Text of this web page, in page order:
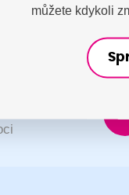
můžete kdykoli